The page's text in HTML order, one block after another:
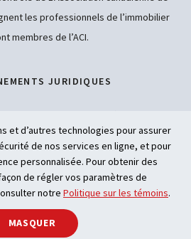
JURIDIQUES
ARTIFICIELLE
les professionnels de l’immobilier
membres de l’ACI.
et d’autres technologies pour assurer
de nos services en ligne, et pour
personnalisée. Pour obtenir des
de régler vos paramètres de
notre Politique sur les témoins.
MASQUER